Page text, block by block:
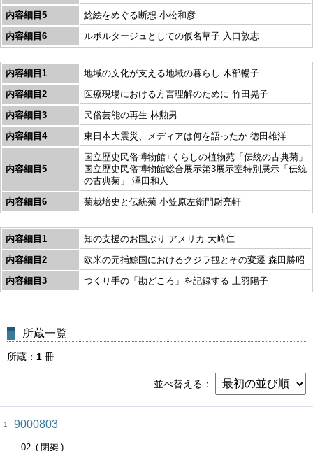
内容細目5
鯰絵をめぐる断想 小松和彦
内容細目6
ルポルタージュとしての仮名草子 入口敦志
内容細目1
地域の文化が支える地域の暮らし 木部暢子
内容細目2
医療現場における方言理解のために 竹田晃子
内容細目3
民俗芸能の再生 林勲男
内容細目4
東日本大震災、メディアは何を語ったか 徳田雄洋
内容細目5
国立歴史民俗博物館+くらしの植物苑「伝統の古典菊」
国立歴史民俗博物館総合展示第3展示室特別展示「伝統
の古典菊」 澤田和人
内容細目6
菊栽培史と伝統菊 小笠原左衛門尉亮軒
内容細目1
知の支援のお国ぶり アメリカ 大崎仁
内容細目2
欧米の元捕鯨国におけるクジラ観とその変遷 森田勝昭
内容細目3
つくり手の「勘どころ」を記録する 上羽陽子
所蔵一覧
所蔵 1 冊
並べ替える
1 9000803
02 閉架